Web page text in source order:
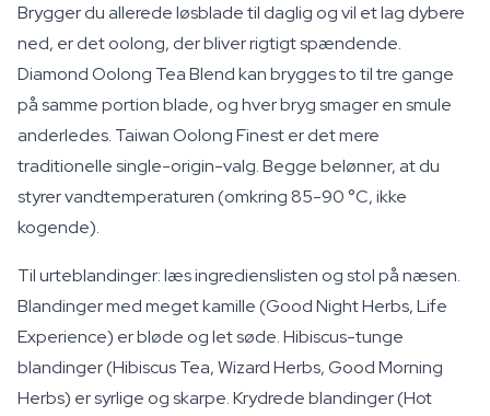
Brygger du allerede løsblade til daglig og vil et lag dybere
ned, er det oolong, der bliver rigtigt spændende.
Diamond Oolong Tea Blend kan brygges to til tre gange
på samme portion blade, og hver bryg smager en smule
anderledes. Taiwan Oolong Finest er det mere
traditionelle single-origin-valg. Begge belønner, at du
styrer vandtemperaturen (omkring 85-90 °C, ikke
kogende).
Til urteblandinger: læs ingredienslisten og stol på næsen.
Blandinger med meget kamille (Good Night Herbs, Life
Experience) er bløde og let søde. Hibiscus-tunge
blandinger (Hibiscus Tea, Wizard Herbs, Good Morning
Herbs) er syrlige og skarpe. Krydrede blandinger (Hot